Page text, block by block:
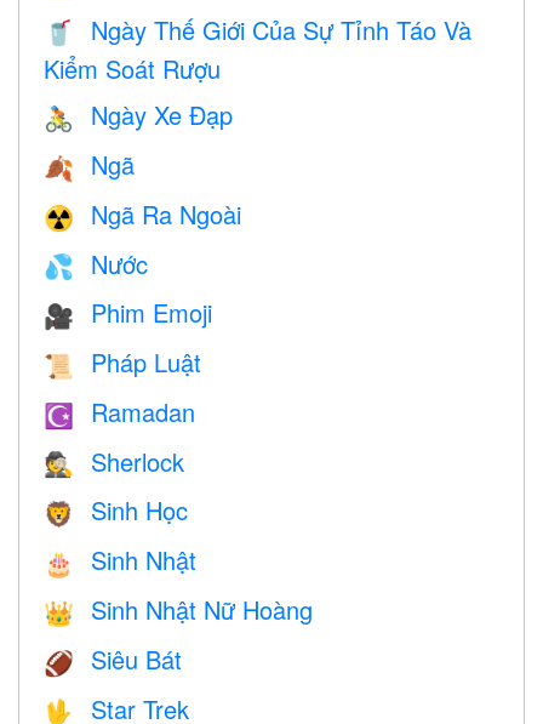
🥤
Ngày Thế Giới Của Sự Tỉnh Táo Và
Kiểm Soát Rượu
🚴 Ngày Xe Đạp
🍂 Ngã
☢️ Ngã Ra Ngoài
💦 Nước
🎥 Phim Emoji
📜 Pháp Luật
☪️ Ramadan
🕵️ Sherlock
🦁 Sinh Học
🎂 Sinh Nhật
👑 Sinh Nhật Nữ Hoàng
🏈 Siêu Bát
🖖 Star Trek